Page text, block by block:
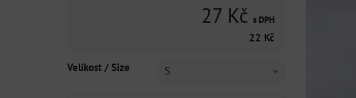
27 Kč s DPH
22 Kč
Velikost / Size S